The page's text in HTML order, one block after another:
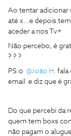
Ao tentar adicionar
até x…e depois
aceder a nos Tv+
Não percebo, é
? ? ?
PS:o @João H. fala
email e diz que é
Do que percebi da
quem tem boxs
não pagam o